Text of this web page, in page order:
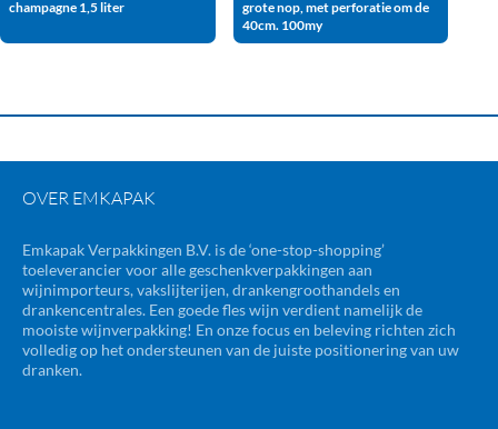
champagne 1,5 liter
grote nop, met perforatie om de
40cm. 100my
OVER EMKAPAK
Emkapak Verpakkingen B.V. is de ‘one-stop-shopping’
toeleverancier voor alle geschenkverpakkingen aan
wijnimporteurs, vakslijterijen, drankengroothandels en
drankencentrales. Een goede fles wijn verdient namelijk de
mooiste wijnverpakking! En onze focus en beleving richten zich
volledig op het ondersteunen van de juiste positionering van uw
dranken.